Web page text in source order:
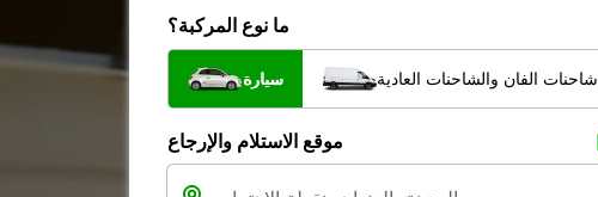
ما نوع المركبة؟
سيارة شاحنات الفان والشاحنات العادية
موقع الاستلام والإرجاع